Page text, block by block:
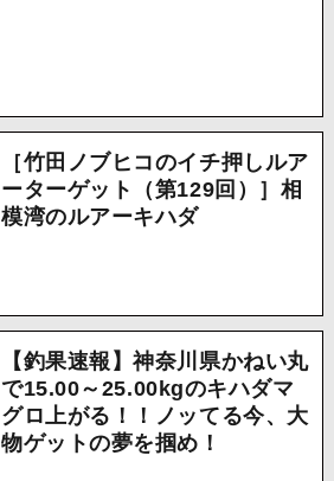
［竹田ノブヒコのイチ押しルア
ーターゲット（第129回）］相
模湾のルアーキハダ
【釣果速報】神奈川県かねい丸
で15.00～25.00kgのキハダマ
グロ上がる！！ノッてる今、大
物ゲットの夢を掴め！